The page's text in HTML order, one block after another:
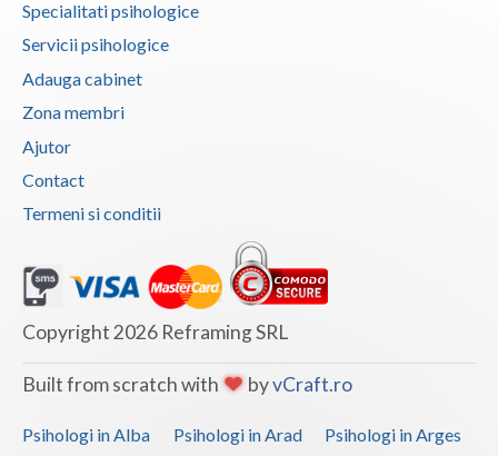
Psihoterapie - Interventie psihoterapeutica in ... (1)
Psihoterapie suportiva (1)
Terapii de scurta durata (1)
Specialitati psihologice
Servicii psihologice
Adauga cabinet
Zona membri
Ajutor
Contact
Termeni si conditii
Copyright 2026 Reframing SRL
Built from scratch with byvCraft.ro
Psihologi in Alba Psihologi in Arad
Psihologi in Arges